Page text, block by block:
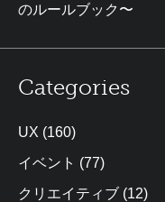
のルールブック〜
Categories
UX (160)
イベント (77)
クリエイティブ (12)